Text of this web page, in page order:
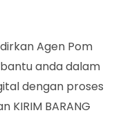
Agen Pom
anda dalam
dengan proses
BARANG